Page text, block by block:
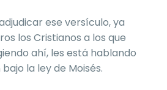
ese versículo, ya
los Cristianos a los que
ahí, les está hablando
la ley de Moisés.